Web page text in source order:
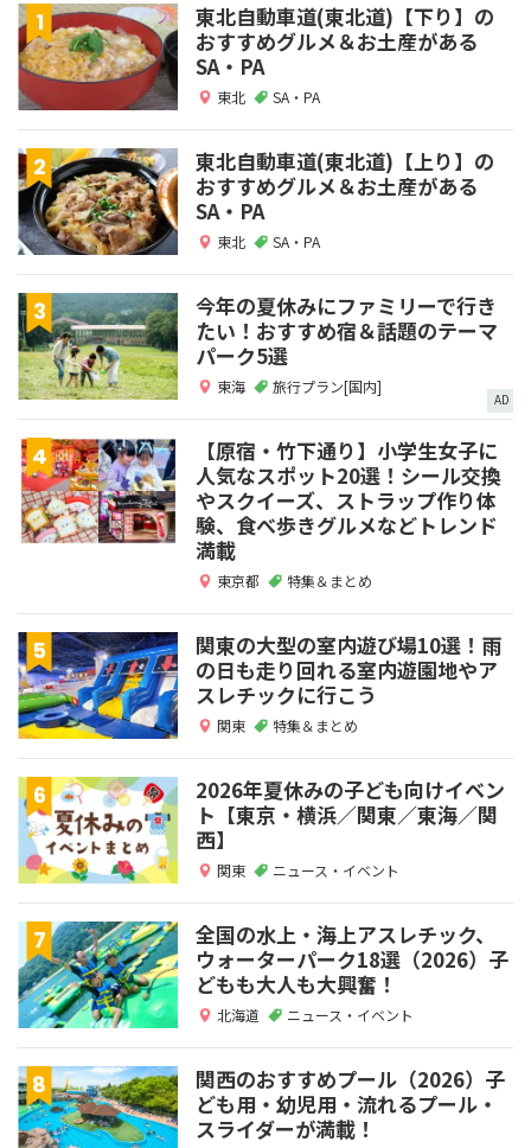
東北自動車道(東北道)【下り】の
おすすめグルメ＆お土産がある
SA・PA
東北 SA・PA
東北自動車道(東北道)【上り】の
おすすめグルメ＆お土産がある
SA・PA
東北 SA・PA
今年の夏休みにファミリーで行き
たい！おすすめ宿＆話題のテーマ
パーク5選
東海 旅行プラン[国内]
AD
【原宿・竹下通り】小学生女子に
人気なスポット20選！シール交換
やスクイーズ、ストラップ作り体
験、食べ歩きグルメなどトレンド
満載
東京都 特集＆まとめ
関東の大型の室内遊び場10選！雨
の日も走り回れる室内遊園地やア
スレチックに行こう
関東 特集＆まとめ
2026年夏休みの子ども向けイベン
ト【東京・横浜／関東／東海／関
西】
関東 ニュース・イベント
全国の水上・海上アスレチック、
ウォーターパーク18選（2026）子
どもも大人も大興奮！
北海道 ニュース・イベント
関西のおすすめプール（2026）子
ども用・幼児用・流れるプール・
スライダーが満載！